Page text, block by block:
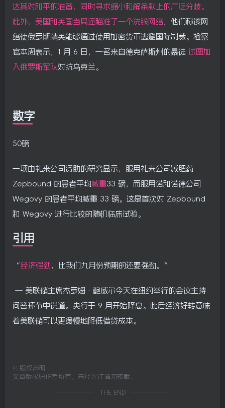
达其对和平的准备，同时寻求缩小和解条款上的广泛分歧。
此外，美国和英国当局还瞄准了一个洗钱网络 ，他们称该网
络使俄罗斯精英能够通过使用加密货币逃避国际制裁。检察
官本周表示，1 月 6 日，一名来自德克萨斯州的暴徒 试图加
入俄罗斯军队 对抗乌克兰。
数字
50磅
一项由礼来公司资助的研究显示，服用礼来公司减肥药
Zepbound 的患者平均 减重33 磅，而服用诺和诺德公司
Wegovy 的患者平均减重 33 磅。这是首次对 Zepbound
和 Wegovy 进行比较的随机临床试验。
引用
“经济强劲 ，比我们九月份预期的还要强劲。”
— 美联储主席杰罗姆·鲍威尔今天在纽约举行的会议主持
问答环节中说道。央行于 9 月开始降息。此后经济好转意味
着美联储可以更缓慢地降低借贷成本。
© 版权声明
文章版权归作者所有，未经允许请勿转载。
THE END